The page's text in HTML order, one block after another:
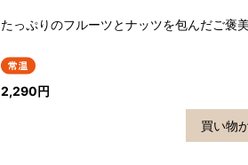
たっぷりのフルーツとナッツを包んだご褒
2,290円
買い物